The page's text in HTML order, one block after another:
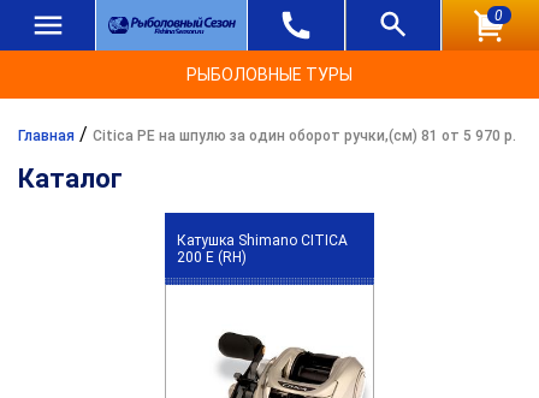
0
РЫБОЛОВНЫЕ ТУРЫ
Главная / Citica PE на шпулю за один оборот ручки,(см) 81 от 5 970 р.
Каталог
Катушка Shimano CITICA
200 E (RH)